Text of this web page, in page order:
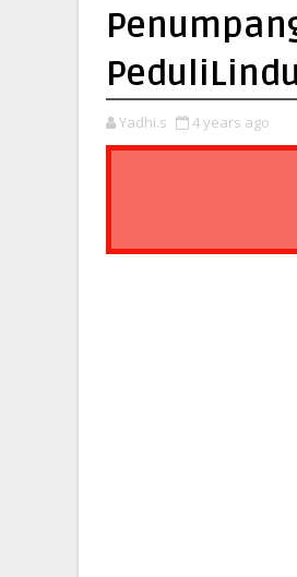
Yadhi.s 4 years ago